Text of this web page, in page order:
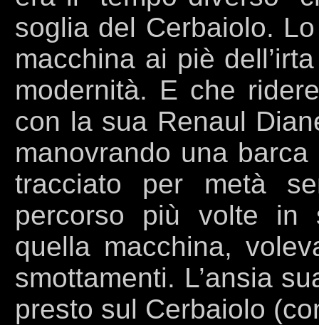
soglia del Cerbaiolo.
macchina ai piè
modernità. E che
con la sua Renaul
manovrando una
tracciato per metà
percorso più volte in
quella macchina,
smottamenti. L’ansia
presto sul Cerbaiolo